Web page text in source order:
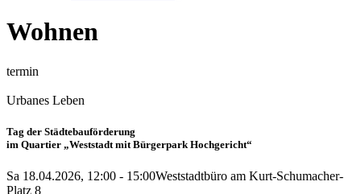
Wohnen
termin
Urbanes Leben
Tag der Städtebauförderung
im Quartier „Weststadt mit Bürgerpark Hochgericht“
Sa 18.04.2026, 12:00 - 15:00Weststadtbüro am Kurt-Schumacher-
Platz 8